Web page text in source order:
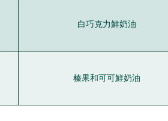
白巧克力鮮奶油
榛果和可可鮮奶油